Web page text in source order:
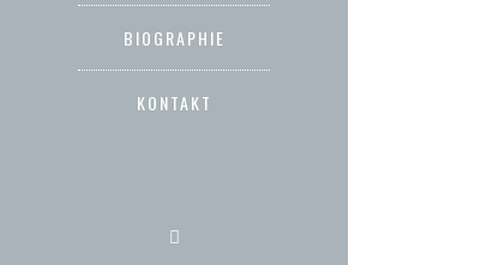
BIOGRAPHIE
KONTAKT